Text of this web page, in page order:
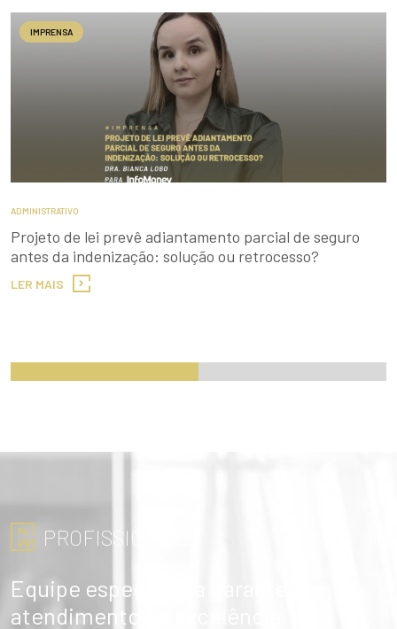
IMPRENSA
ADMINISTRATIVO
Projeto de lei prevê adiantamento parcial de seguro
antes da indenização: solução ou retrocesso?
LER MAIS
PROFISSIONAIS
Equipe especialista garante
atendimento de excelência
ENVIAR